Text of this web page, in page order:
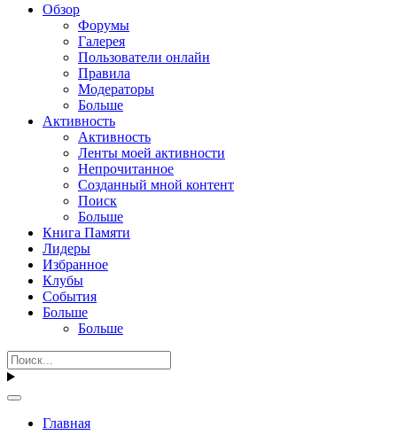
Обзор
Форумы
Галерея
Пользователи онлайн
Правила
Модераторы
Больше
Активность
Активность
Ленты моей активности
Непрочитанное
Созданный мной контент
Поиск
Больше
Книга Памяти
Лидеры
Избранное
Клубы
События
Больше
Больше
Главная